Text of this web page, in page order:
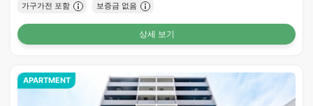
가구가전 포함 보증금 없음
상세 보기
APARTMENT